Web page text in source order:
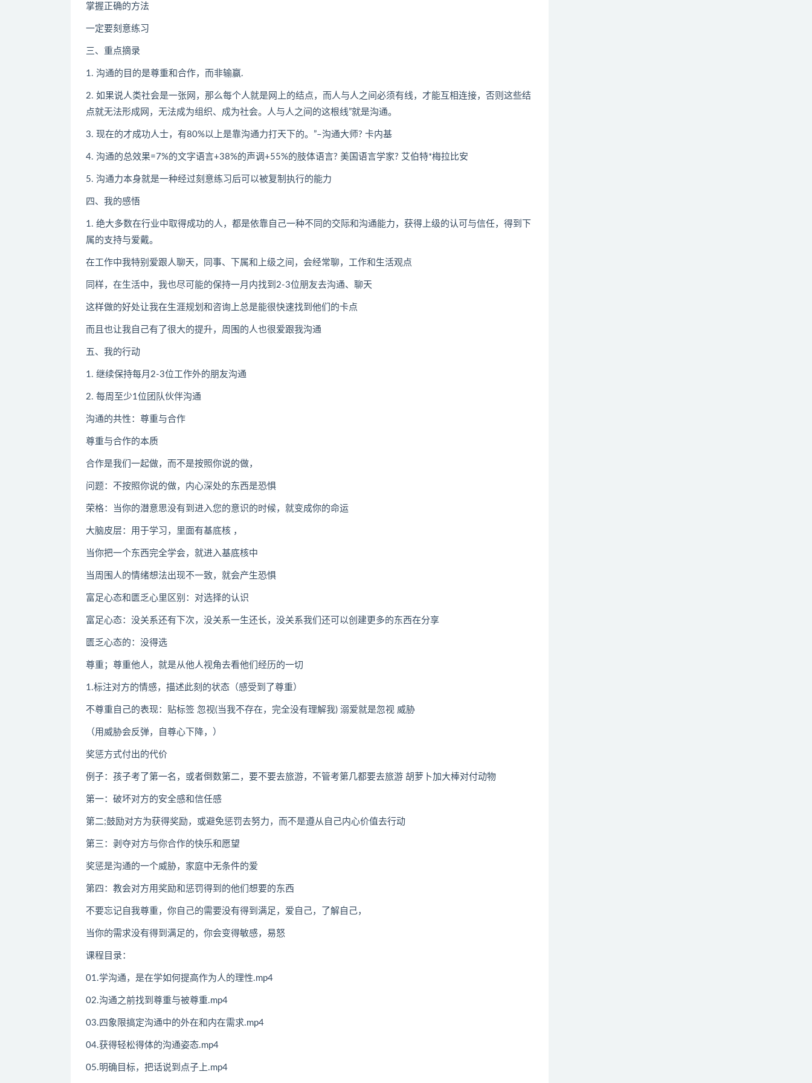
掌握正确的方法
一定要刻意练习
三、重点摘录
1. 沟通的目的是尊重和合作，而非输赢.
2. 如果说人类社会是一张网，那么每个人就是网上的结点，而人与人之间必须有线，才能互相连接，否则这些结
点就无法形成网，无法成为组织、成为社会。人与人之间的这根线”就是沟通。
3. 现在的才成功人士，有80%以上是靠沟通力打天下的。”–沟通大师? 卡内基
4. 沟通的总效果=7%的文字语言+38%的声调+55%的肢体语言? 美国语言学家? 艾伯特*梅拉比安
5. 沟通力本身就是一种经过刻意练习后可以被复制执行的能力
四、我的感悟
1. 绝大多数在行业中取得成功的人，都是依靠自己一种不同的交际和沟通能力，获得上级的认可与信任，得到下
属的支持与爱戴。
在工作中我特别爱跟人聊天，同事、下属和上级之间，会经常聊，工作和生活观点
同样，在生活中，我也尽可能的保持一月内找到2-3位朋友去沟通、聊天
这样做的好处让我在生涯规划和咨询上总是能很快速找到他们的卡点
而且也让我自己有了很大的提升，周围的人也很爱跟我沟通
五、我的行动
1. 继续保持每月2-3位工作外的朋友沟通
2. 每周至少1位团队伙伴沟通
沟通的共性：尊重与合作
尊重与合作的本质
合作是我们一起做，而不是按照你说的做，
问题：不按照你说的做，内心深处的东西是恐惧
荣格：当你的潜意思没有到进入您的意识的时候，就变成你的命运
大脑皮层：用于学习，里面有基底核 ，
当你把一个东西完全学会，就进入基底核中
当周围人的情绪想法出现不一致，就会产生恐惧
富足心态和匮乏心里区别：对选择的认识
富足心态：没关系还有下次，没关系一生还长，没关系我们还可以创建更多的东西在分享
匮乏心态的：没得选
尊重；尊重他人，就是从他人视角去看他们经历的一切
1.标注对方的情感，描述此刻的状态（感受到了尊重）
不尊重自己的表现：贴标签 忽视(当我不存在，完全没有理解我) 溺爱就是忽视 威胁
（用威胁会反弹，自尊心下降，）
奖惩方式付出的代价
例子：孩子考了第一名，或者倒数第二，要不要去旅游，不管考第几都要去旅游 胡萝卜加大棒对付动物
第一：破坏对方的安全感和信任感
第二;鼓励对方为获得奖励，或避免惩罚去努力，而不是遵从自己内心价值去行动
第三：剥夺对方与你合作的快乐和愿望
奖惩是沟通的一个威胁，家庭中无条件的爱
第四：教会对方用奖励和惩罚得到的他们想要的东西
不要忘记自我尊重，你自己的需要没有得到满足，爱自己，了解自己，
当你的需求没有得到满足的，你会变得敏感，易怒
课程目录：
01.学沟通，是在学如何提高作为人的理性.mp4
02.沟通之前找到尊重与被尊重.mp4
03.四象限搞定沟通中的外在和内在需求.mp4
04.获得轻松得体的沟通姿态.mp4
05.明确目标，把话说到点子上.mp4